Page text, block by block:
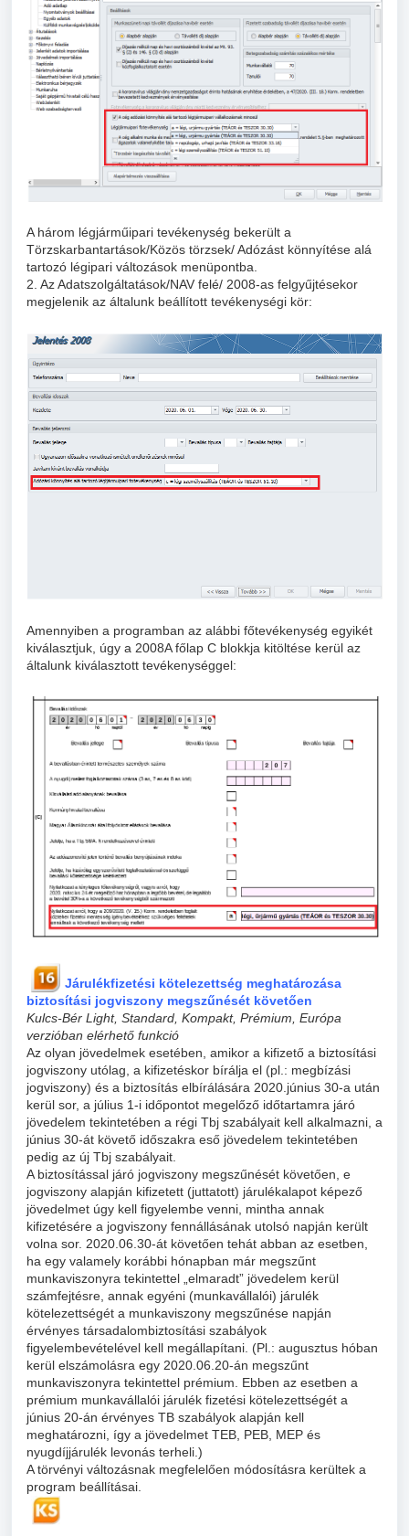
A három légjárműipari tevékenység bekerült a
Törzskarbantartások/Közös törzsek/ Adózást könnyítése alá
tartozó légipari változások menüpontba.
2. Az Adatszolgáltatások/NAV felé/ 2008-as felgyűjtésekor
megjelenik az általunk beállított tevékenységi kör:
Amennyiben a programban az alábbi főtevékenység egyikét
kiválasztjuk, úgy a 2008A főlap C blokkja kitöltése kerül az
általunk kiválasztott tevékenységgel:
Járulékfizetési kötelezettség meghatározása
biztosítási jogviszony megszűnését követően
Kulcs-Bér Light, Standard, Kompakt, Prémium, Európa
verzióban elérhető funkció
Az olyan jövedelmek esetében, amikor a kifizető a biztosítási
jogviszony utólag, a kifizetéskor bírálja el (pl.: megbízási
jogviszony) és a biztosítás elbírálására 2020.június 30-a után
kerül sor, a július 1-i időpontot megelőző időtartamra járó
jövedelem tekintetében a régi Tbj szabályait kell alkalmazni, a
június 30-át követő időszakra eső jövedelem tekintetében
pedig az új Tbj szabályait.
A biztosítással járó jogviszony megszűnését követően, e
jogviszony alapján kifizetett (juttatott) járulékalapot képező
jövedelmet úgy kell figyelembe venni, mintha annak
kifizetésére a jogviszony fennállásának utolsó napján került
volna sor. 2020.06.30-át követően tehát abban az esetben,
ha egy valamely korábbi hónapban már megszűnt
munkaviszonyra tekintettel „elmaradt” jövedelem kerül
számfejtésre, annak egyéni (munkavállalói) járulék
kötelezettségét a munkaviszony megszűnése napján
érvényes társadalombiztosítási szabályok
figyelembevételével kell megállapítani. (Pl.: augusztus hóban
kerül elszámolásra egy 2020.06.20-án megszűnt
munkaviszonyra tekintettel prémium. Ebben az esetben a
prémium munkavállalói járulék fizetési kötelezettségét a
június 20-án érvényes TB szabályok alapján kell
meghatározni, így a jövedelmet TEB, PEB, MEP és
nyugdíjjárulék levonás terheli.)
A törvényi változásnak megfelelően módosításra kerültek a
program beállításai.